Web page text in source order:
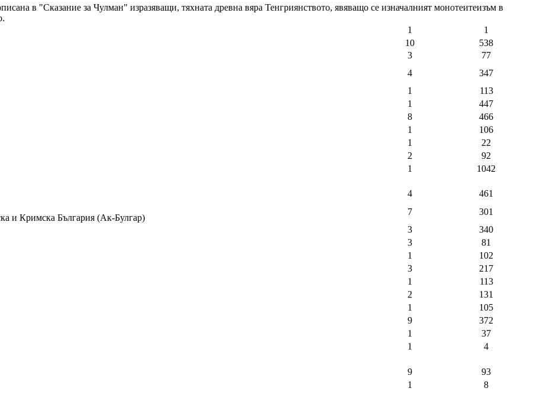
в "Сказание за Чулман" изразяващи, тяхната древна вяра Тенгриянството, явяващо се изначалният монотеитеизъм в
1
1
10
538
3
77
4
347
1
113
1
447
8
466
1
106
1
22
2
92
1
1042
4
461
и Кримска България (Ак-Булгар)
7
301
3
340
3
81
1
102
3
217
1
113
2
131
1
105
9
372
1
37
1
4
9
93
1
8